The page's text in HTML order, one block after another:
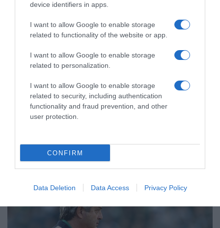
device identifiers in apps.
I want to allow Google to enable storage
related to functionality of the website or app.
I want to allow Google to enable storage
related to personalization.
I want to allow Google to enable storage
related to security, including authentication
functionality and fraud prevention, and other
user protection.
CONFIRM
Data Deletion Data Access Privacy Policy
ανάρτηση του γιου του – “Βιάστηκε να πάει
να βρει τον Μίμη”
"Απόψε ο πατέρας μου έκανε την τελευταία του
11.02.2025 - 10:23